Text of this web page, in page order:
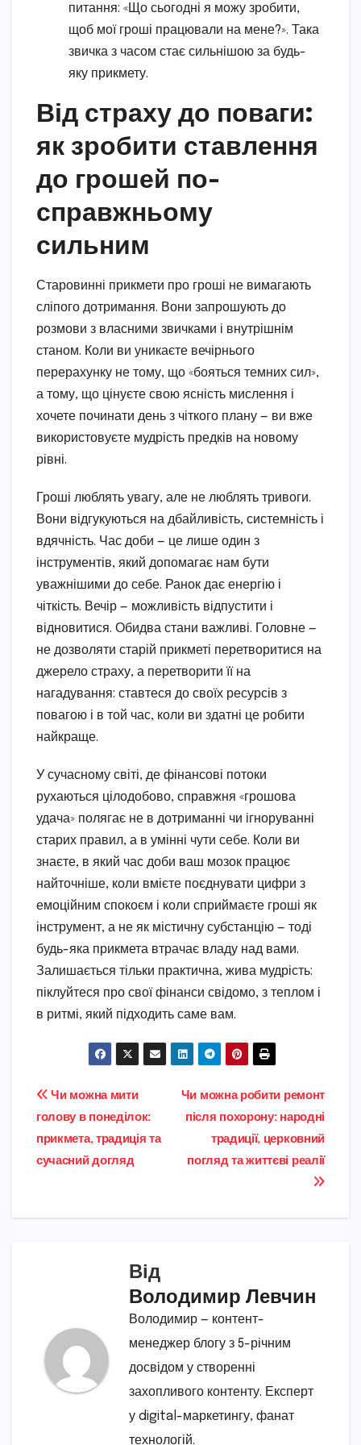
питання: «Що сьогодні я можу зробити,
щоб мої гроші працювали на мене?». Така
звичка з часом стає сильнішою за будь-
яку прикмету.
Від страху до поваги:
як зробити ставлення
до грошей по-
справжньому
сильним
Старовинні прикмети про гроші не вимагають
сліпого дотримання. Вони запрошують до
розмови з власними звичками і внутрішнім
станом. Коли ви уникаєте вечірнього
перерахунку не тому, що «бояться темних сил»,
а тому, що цінуєте свою ясність мислення і
хочете починати день з чіткого плану — ви вже
використовуєте мудрість предків на новому
рівні.
Гроші люблять увагу, але не люблять тривоги.
Вони відгукуються на дбайливість, системність і
вдячність. Час доби — це лише один з
інструментів, який допомагає нам бути
уважнішими до себе. Ранок дає енергію і
чіткість. Вечір — можливість відпустити і
відновитися. Обидва стани важливі. Головне —
не дозволяти старій прикметі перетворитися на
джерело страху, а перетворити її на
нагадування: ставтеся до своїх ресурсів з
повагою і в той час, коли ви здатні це робити
найкраще.
У сучасному світі, де фінансові потоки
рухаються цілодобово, справжня «грошова
удача» полягає не в дотриманні чи ігноруванні
старих правил, а в умінні чути себе. Коли ви
знаєте, в який час доби ваш мозок працює
найточніше, коли вмієте поєднувати цифри з
емоційним спокоєм і коли сприймаєте гроші як
інструмент, а не як містичну субстанцію — тоді
будь-яка прикмета втрачає владу над вами.
Залишається тільки практична, жива мудрість:
піклуйтеся про свої фінанси свідомо, з теплом і
в ритмі, який підходить саме вам.
Навігація
записів
Чи можна робити ремонт
після похорону: народні
традиції, церковний
погляд та життєві реалії
Чи можна мити
голову в понеділок:
прикмета, традиція та
сучасний догляд
Від
Володимир Левчин
Володимир — контент-
менеджер блогу з 5-річним
досвідом у створенні
захопливого контенту. Експерт
у digital-маркетингу, фанат
технологій.